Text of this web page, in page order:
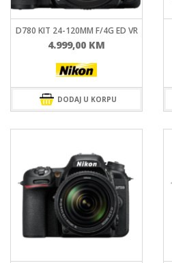
D780 KIT 24-120MM F/4G ED VR
4.999,00 KM
DODAJ U KORPU